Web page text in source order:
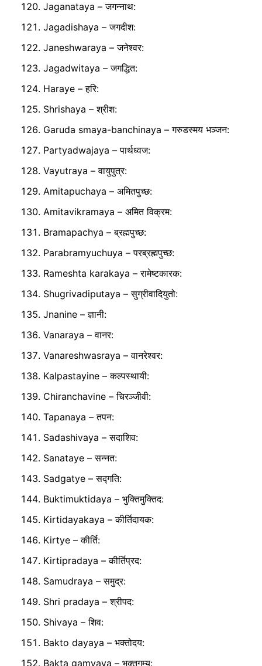
Jaganataya – जगन्नाथ:
Jagadishaya – जगदीश:
Janeshwaraya – जनेश्वर:
Jagadwitaya – जगद्धित:
Haraye – हरि:
Shrishaya – श्रीश:
Garuda smaya-banchinaya – गरुडस्मय भञ्जन:
Partyadwajaya – पार्थध्वज:
Vayutraya – वायुपुत्र:
Amitapuchaya – अमितपुच्छ:
Amitavikramaya – अमित विक्रम:
Bramapachya – ब्रह्मपुच्छ:
Parabramyuchuya – परब्रह्मपुच्छ:
Rameshta karakaya – रामेष्टकारक:
Shugrivadiputaya – सुग्रीवादियुतो:
Jnanine – ज्ञानी:
Vanaraya – वानर:
Vanareshwasraya – वानरेश्वर:
Kalpastayine – कल्पस्थायी:
Chiranchavine – चिरञ्जीवी:
Tapanaya – तपन:
Sadashivaya – सदाशिव:
Sanataye – सन्नत:
Sadgatye – सद्गति:
Buktimuktidaya – भुक्तिमुक्तिद:
Kirtidayakaya – कीर्तिदायक:
Kirtye – कीर्ति:
Kirtipradaya – कीर्तिप्रद:
Samudraya – समुद्र:
Shri pradaya – श्रीपद:
Shivaya – शिव:
Bakto dayaya – भक्तोदय:
Bakta gamyaya – भक्तगम्य: